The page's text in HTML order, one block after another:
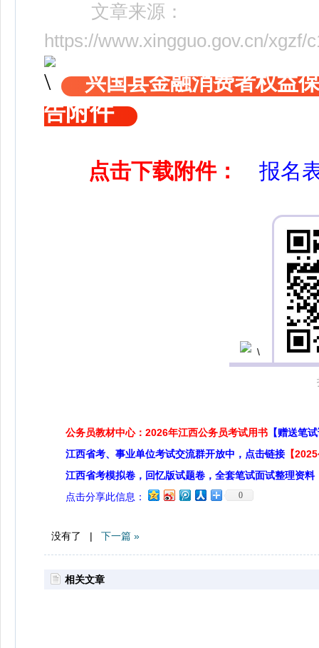
文章来源：
https://www.xingguo.gov.cn/xgzf/
兴国县金融消费者权益
告附件
点击下载附件： 报名
公务员教材中心：2026年江西公务员考试用书 【赠送笔
江西省考、事业单位考试交流群开放中，点击链接 【
江西省考模拟卷，回忆版试题卷，全套笔试面试整理资料
点击分享此信息：
0
没有了 | 下一篇 »
相关文章